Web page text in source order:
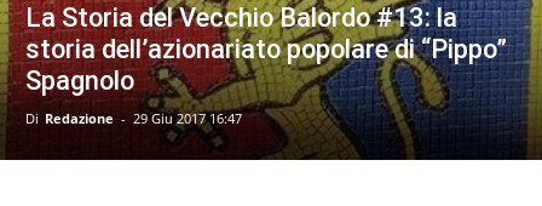
La Storia del Vecchio Balordo #13: la
storia dell’azionariato popolare di “Pippo”
Spagnolo
Di Redazione - 29 Giu 2017 16:47